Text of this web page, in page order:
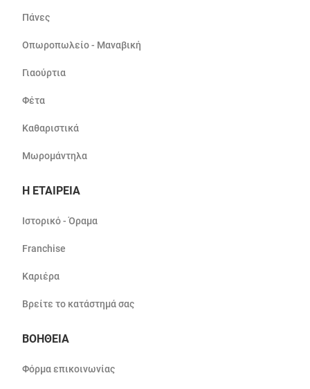
Πάνες
Οπωροπωλείο - Μαναβική
Γιαούρτια
Φέτα
Καθαριστικά
Μωρομάντηλα
Η ΕΤΑΙΡΕΙΑ
Ιστορικό - Όραμα
Franchise
Καριέρα
Βρείτε το κατάστημά σας
ΒΟΗΘΕΙΑ
Φόρμα επικοινωνίας